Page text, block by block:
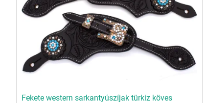
Fekete western sarkantyúszíjak türkiz köves